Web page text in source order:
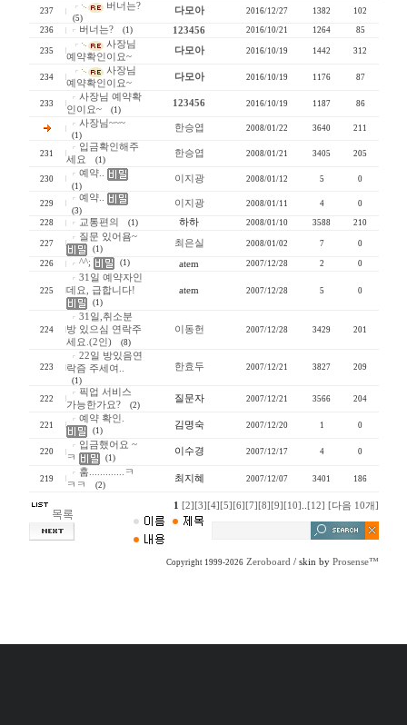
237 버너는?
(5)
다모아 2016/12/27 1382 102
236 버너는? (1) 123456 2016/10/21 1264 85
235
사장님
예약확인이요~
다모아 2016/10/19 1442 312
234
사장님
예약확인이요~
다모아 2016/10/19 1176 87
233
사장님 예약확
인이요~
(1)
123456 2016/10/19 1187 86
사장님~~~
(1)
한승엽 2008/01/22 3640 211
231
입금확인해주
세요
(1)
한승엽 2008/01/21 3405 205
230
예약..
(1)
이지광 2008/01/12 5 0
229
예약..
(3)
이지광 2008/01/11 4 0
228 교통편의 (1) 하하 2008/01/10 3588 210
227
질문 있어욤~
(1)
최은실 2008/01/02 7 0
226 ^^; (1) atem 2007/12/28 2 0
225
31일 예약자인
데요, 급합니다!
(1)
atem 2007/12/28 5 0
224
31일,취소분
방 있으심 연락주
세요.(2인)
(8)
이동헌 2007/12/28 3429 201
223
22일 방있음연
락즘 주세여..
(1)
한효두 2007/12/21 3827 209
222
픽업 서비스
가능한가요?
(2)
질문자 2007/12/21 3566 204
221
예약 확인.
(1)
김명숙 2007/12/20 1 0
220
입금했어요 ~
ㅋ
(1)
이수경 2007/12/17 4 0
219
훔.............ㅋ
ㅋㅋ
(2)
최지혜 2007/12/07 3401 186
1 [2] [3] [4] [5] [6] [7] [8] [9] [10] [12] [다음 10개]
Copyright 1999-2026 Zeroboard / skin by Prosense™